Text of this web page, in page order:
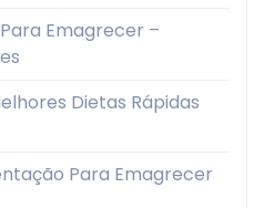
Emagrecer –
Dietas Rápidas
Para Emagrecer